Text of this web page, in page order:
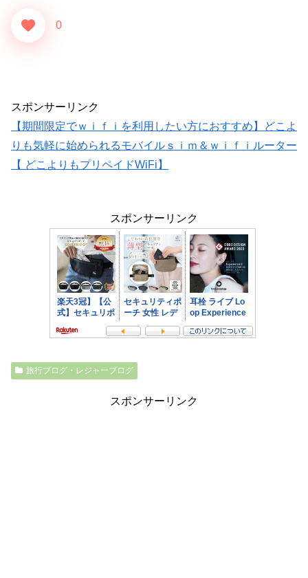
0
スポンサーリンク
【期間限定でｗｉｆｉを利用したい方におすすめ】どこよ
りも気軽に始められるモバイルｓｉｍ＆ｗｉｆｉルーター
【 どこよりもプリペイドWiFi】
スポンサーリンク
旅行ブログ・レジャーブログ
スポンサーリンク